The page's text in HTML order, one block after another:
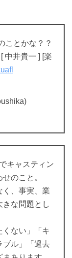
ことかな？？
中井貴一 ] [楽
キャスティン
のこと。
く、事実、業
な問題とし
くない」「キ
ブル」「過去